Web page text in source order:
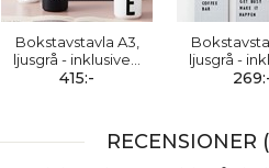
Bokstavstavla A3,
ljusgrå - inklusive
415:-
ljusgrå -
RECENSIONER